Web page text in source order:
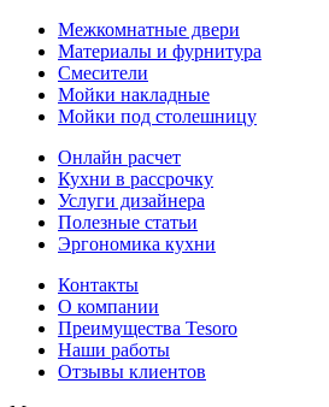
Межкомнатные двери
Материалы и фурнитура
Смесители
Мойки накладные
Мойки под столешницу
Онлайн расчет
Кухни в рассрочку
Услуги дизайнера
Полезные статьи
Эргономика кухни
Контакты
О компании
Преимущества Tesoro
Наши работы
Отзывы клиентов